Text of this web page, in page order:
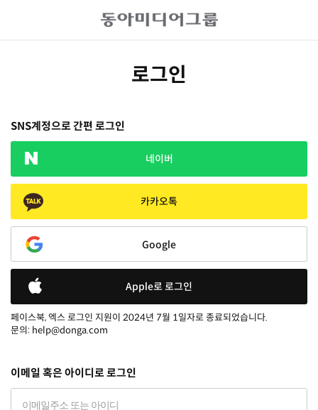
로그인
SNS계정으로 간편 로그인
네이버
카카오톡
Google
Apple로 로그인
페이스북, 엑스 로그인 지원이 2024년 7월 1일자로 종료되었습니다.
문의: help@donga.com
이메일 혹은 아이디로 로그인